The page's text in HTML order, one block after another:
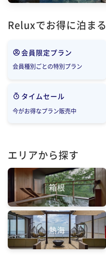
Reluxでお得に泊まる
会員限定プラン
会員種別ごとの特別プラン
タイムセール
今がお得なプラン販売中
エリアから探す
箱根
熱海